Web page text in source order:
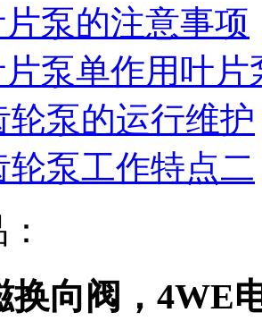
泵的注意事项
泵单作用叶片
轮泵的运行维护
轮泵工作特点二
换向阀，4WE